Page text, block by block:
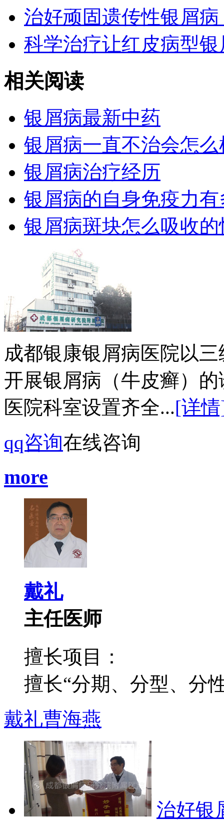
治好顽固遗传性银屑
科学治疗让红皮病型
相关阅读
银屑病最新中药
银屑病一直不治会怎么
银屑病治疗经历
银屑病的自身免疫力有
银屑病斑块怎么吸收的
成都银康银屑病医院以
开展银屑病（牛皮癣）
医院科室设置齐全...[详
qq咨询在线咨询
more
戴礼
主任医师
擅长项目：
擅长“分期、分型、分
戴礼曹海燕
治好银